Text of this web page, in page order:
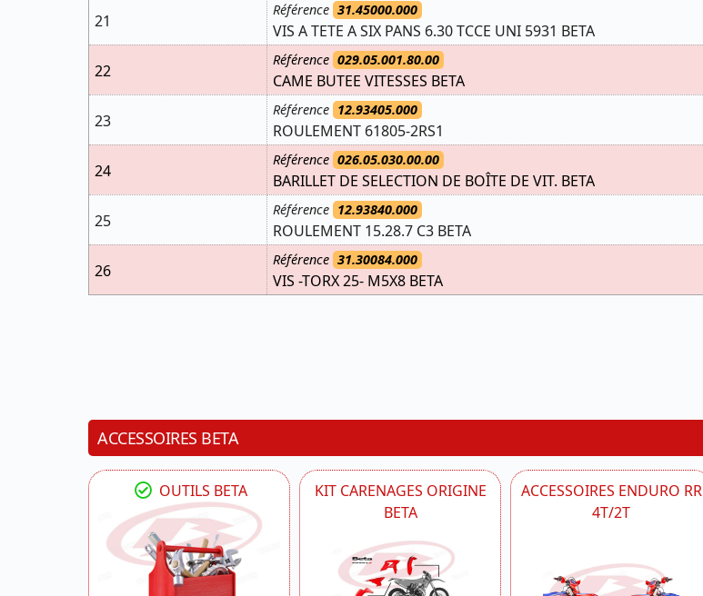
21
Référence 31.45000.000
VIS A TETE A SIX PANS 6.30 TCCE UNI 5931 BETA
22
Référence 029.05.001.80.00
CAME BUTEE VITESSES BETA
23
Référence 12.93405.000
ROULEMENT 61805-2RS1
24
Référence 026.05.030.00.00
BARILLET DE SELECTION DE BOÎTE DE VIT. BETA
25
Référence 12.93840.000
ROULEMENT 15.28.7 C3 BETA
26
Référence 31.30084.000
VIS -TORX 25- M5X8 BETA
ACCESSOIRES BETA
OUTILS BETA
KIT CARENAGES ORIGINE
BETA
ACCESSOIRES ENDURO RR
4T/2T